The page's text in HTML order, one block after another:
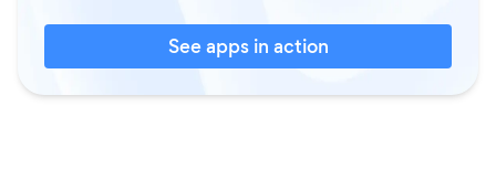
See apps in action